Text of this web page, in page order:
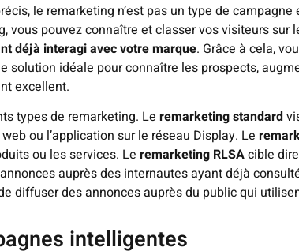
le remarketing n’est pas un type de campagne
vous pouvez connaître et classer vos visiteurs
déjà interagi avec votre marque. Grâce à cela,
solution idéale pour connaître les prospects,
excellent.
types de remarketing. Le remarketing standard
ou l’application sur le réseau Display. Le
ou les services. Le remarketing RLSAcible
auprès des internautes ayant déjà
diffuser des annonces auprès du public qui
intelligentes